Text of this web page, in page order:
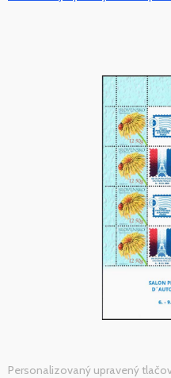
Personalizovaný upravený